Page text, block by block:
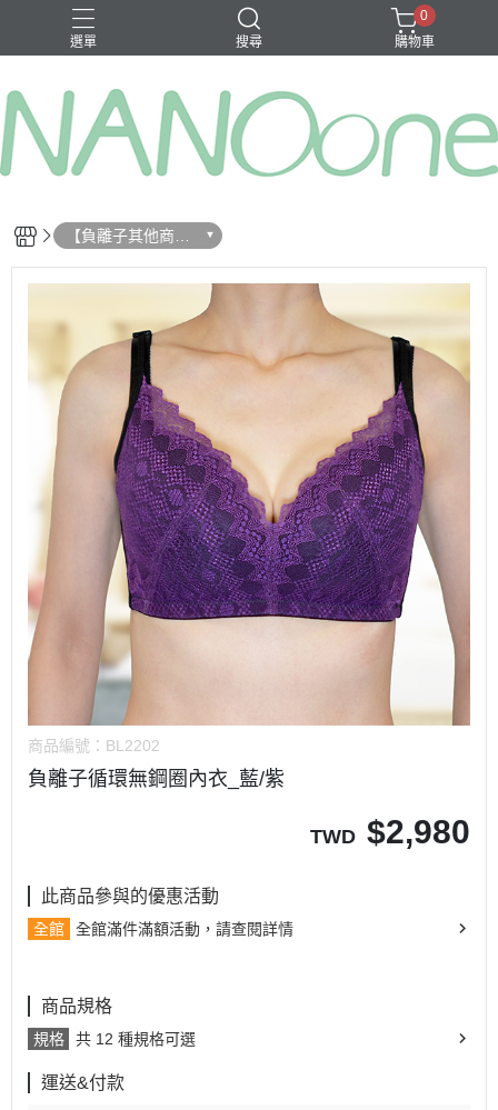
選單 搜尋
募資金額 100
0
購物車
【負離子其他商
品】
商品編號： BL2202
負離子循環無鋼圈內衣_藍/紫
TWD $2,980
此商品參與的優惠活動
全館 全館滿件滿額活動，請查閱詳情
商品規格
規格 共 12 種規格可選
運送&付款